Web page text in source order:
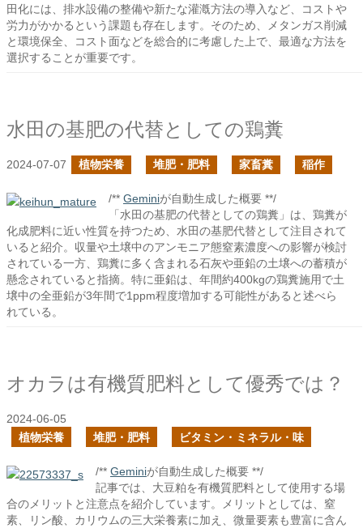
田化には、排水設備の整備や新たな灌漑方法の導入など、コストや
労力がかかるという課題も存在します。そのため、メタンガス削減
と環境保全、コスト面などを総合的に考慮した上で、最適な方法を
選択することが重要です。
水田の基肥の代替としての鶏糞
2024-07-07 植物栄養 堆肥・肥料 家畜糞 稲作
/** Geminiが自動生成した概要 **/
「水田の基肥の代替としての鶏糞」は、鶏糞が
化成肥料に近い性質を持つため、水田の基肥代替として注目されて
いると紹介。収量や土壌中のアンモニア態窒素濃度への影響が検討
されている一方、鶏糞に多く含まれる石灰や亜鉛の土壌への蓄積が
懸念されていると指摘。特に亜鉛は、年間約400kgの鶏糞施用で土
壌中の全亜鉛が3年間で1ppm程度増加する可能性があると述べら
れている。
オカラは有機質肥料として優秀では？
2024-06-05
植物栄養
堆肥・肥料 ビタミン・ミネラル・味
/** Geminiが自動生成した概要 **/
記事では、大豆粕を有機質肥料として使用する場
合のメリットと注意点を紹介しています。メリットとしては、窒
素、リン酸、カリウムの三大栄養素に加え、微量要素も豊富に含ん